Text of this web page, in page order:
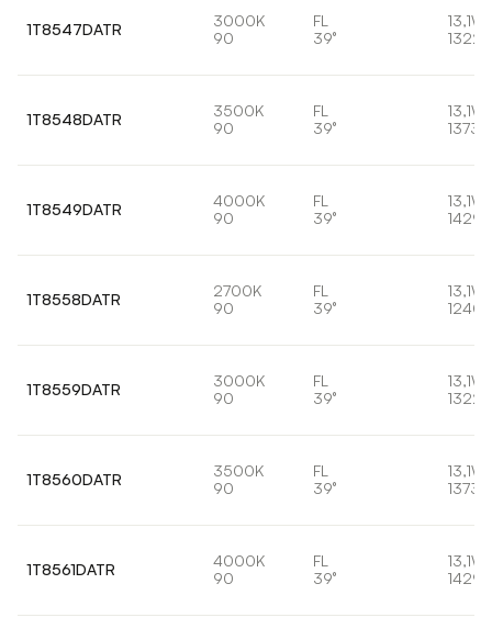
1T8547DATR
3000K
90
FL
39°
13,1W
1T8548DATR
3500K
90
FL
39°
13,1W
1T8549DATR
4000K
90
FL
39°
13,1W
1T8558DATR
2700K
90
FL
39°
13,1W
1T8559DATR
3000K
90
FL
39°
13,1W
1T8560DATR
3500K
90
FL
39°
13,1W
1T8561DATR
4000K
90
FL
39°
13,1W